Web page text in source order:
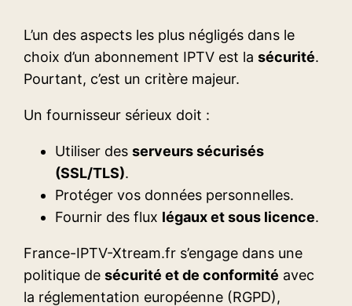
L’un des aspects les plus négligés dans le
choix d’un abonnement IPTV est lasécurité.
Pourtant, c’est un critère majeur.
Un fournisseur sérieux doit :
Utiliser desserveurs sécurisés
(SSL/TLS).
Protéger vos données personnelles.
Fournir des flux légaux et sous licence.
France-IPTV-Xtream.fr s’engage dans une
politique desécurité et de conformité avec
la réglementation européenne (RGPD),